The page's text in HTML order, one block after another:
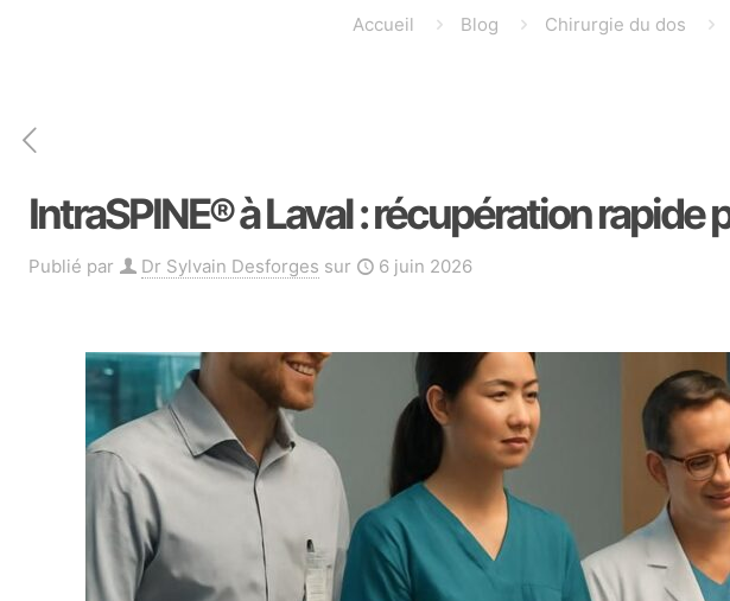
Accueil Blog Chirurgie du dos
IntraSPINE® à Laval : récupération
Publié par Dr Sylvain Desforges sur 6 juin 2026